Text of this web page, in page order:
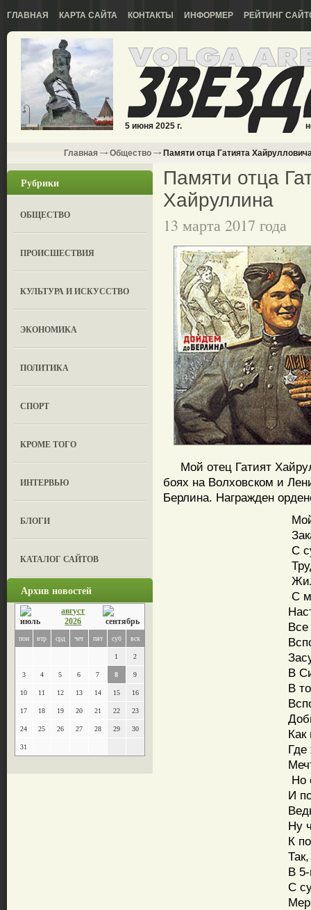
ГЛАВНАЯ КАРТА САЙТА КОНТАКТЫ ИНФОРМЕР РЕЙТИНГ
5 июня 2025 г.
Главная Общество Памяти отца Гатията
Рубрики
ОБЩЕСТВО
ПРОИСШЕСТВИЯ
КУЛЬТУРА И ИСКУССТВО
ЭКОНОМИКА
ПОЛИТИКА
СПОРТ
КРОМЕ ТОГО
ИНТЕРВЬЮ
БЛОГИ
КАТАЛОГ САЙТОВ
Архив новостей
август
2026
пон втр срд чет пят суб вск
1 2
3 4 5 6 7 8 9
10 11 12 13 14 15 16
17 18 19 20 21 22 23
24 25 26 27 28 29 30
31
Памяти отца
Хайруллина
13 марта 2017 года
Мой отец Гатият
боях на Волховском и
Берлина. Награжден
Мой
С
Жил
С
Все
В
В
Как
Где
Но
И
Ведь
Ну
К
Так,
В 5-
С